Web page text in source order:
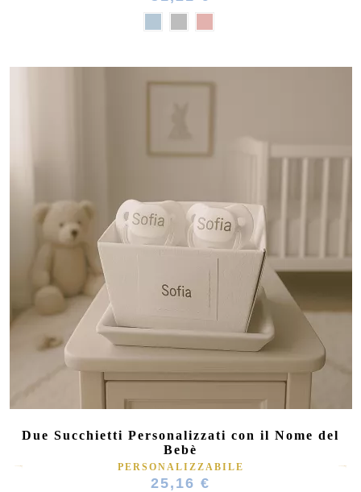
Due Succhietti Personalizzati con il Nome del
Bebè
PERSONALIZZABILE
25,16 €